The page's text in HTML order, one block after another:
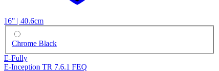
16" | 40.6cm
Chrome Black
E-Fully
E-Inception TR 7.6.1 FEQ